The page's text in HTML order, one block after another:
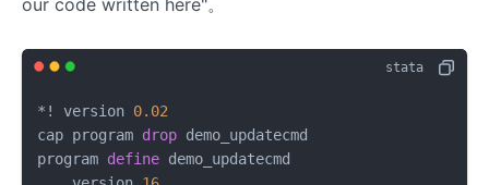
* ! version 0.02
cap program drop demo_updatecmd
program define demo_updatecmd